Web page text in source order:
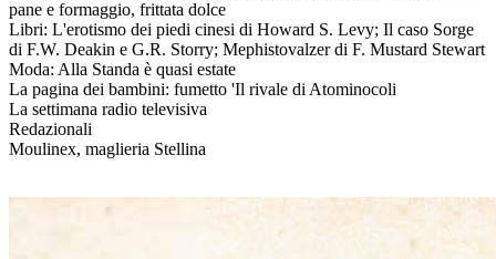
pane e formaggio, frittata dolce
Libri: L'erotismo dei piedi cinesi di Howard S. Levy; Il caso Sorge
di F.W. Deakin e G.R. Storry; Mephistovalzer di F. Mustard Stewart
Moda: Alla Standa è quasi estate
La pagina dei bambini: fumetto 'Il rivale di Atominocoli
La settimana radio televisiva
Redazionali
Moulinex, maglieria Stellina